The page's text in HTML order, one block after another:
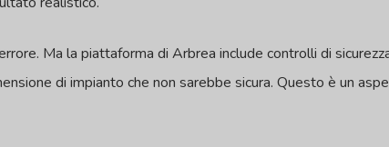
Ma la piattaforma di Arbrea include controlli di
di impianto che non sarebbe sicura. Questo è un